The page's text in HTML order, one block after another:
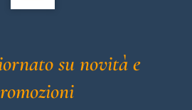
su novità e